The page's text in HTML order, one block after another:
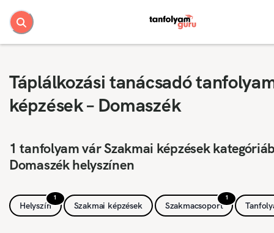
Táplálkozási tanácsadó
képzések – Domaszék
1 tanfolyam vár Szakmai képzések
Domaszék helyszínen
1
Helyszín Szakmai képzések
1
Szakmacsoport